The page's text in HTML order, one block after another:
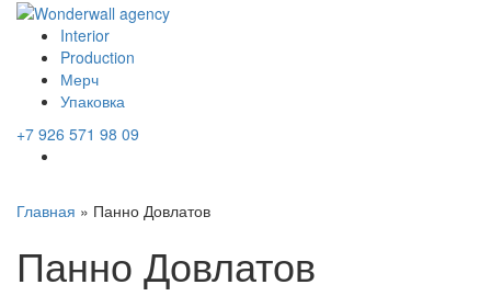
Interior
Production
Мерч
Упаковка
+7 926 571 98 09
Главная » Панно Довлатов
Панно Довлатов